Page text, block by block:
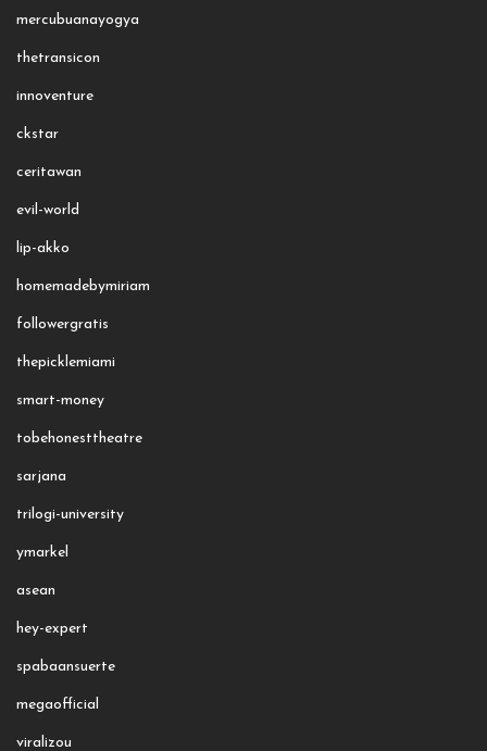
mercubuanayogya
thetransicon
innoventure
ckstar
ceritawan
evil-world
lip-akko
homemadebymiriam
followergratis
thepicklemiami
smart-money
tobehonesttheatre
sarjana
trilogi-university
ymarkel
asean
hey-expert
spabaansuerte
megaofficial
viralizou